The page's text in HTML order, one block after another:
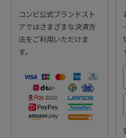
コンビ公式ブランドスト
アではさまざまな決済方
法をご利用いただけま
す。